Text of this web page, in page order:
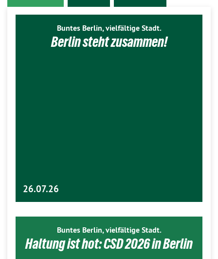
Buntes Berlin, vielfältige Stadt.
Berlin steht zusammen!
26.07.26
Buntes Berlin, vielfältige Stadt.
Haltung ist hot: CSD 2026 in Berlin